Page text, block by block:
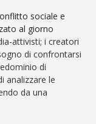
sociale e
al giorno
attivisti; i creatori
di confrontarsi
di
analizzare le
da una